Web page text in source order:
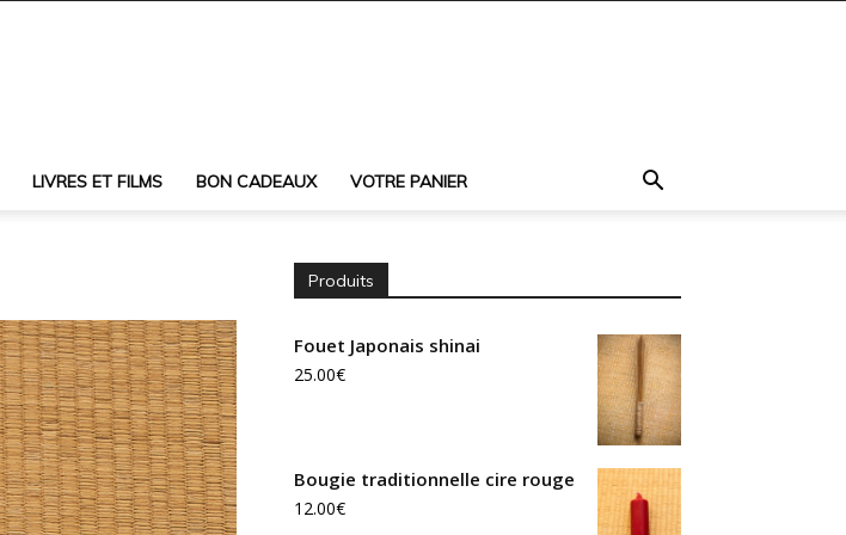
LIVRES ET FILMS BON CADEAUX VOTRE PANIER
Produits
Fouet Japonais shinai
25.00€
Bougie traditionnelle cire rouge
12.00€